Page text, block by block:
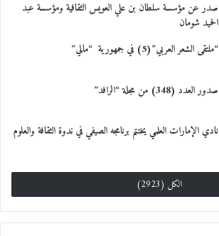
صدر عن مؤسسة سلطان بن علي العويس الثقافية ومؤسسة عبد
الحميد شومان
“ملتقى الشعر العربي”(5) في جمهورية “مالي”
صدور العدد (348) من مجلة “الرافد”
نادي الإمارات العلمي يختتم برنامجه الصيفي في ندوة الثقافة والعلوم
الكل (2923)